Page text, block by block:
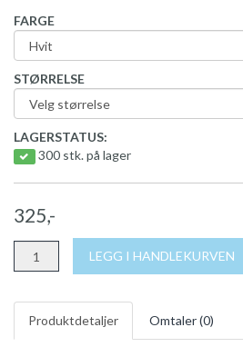
FARGE
STØRRELSE
LAGERSTATUS:
300 stk. på lager
325,-
LEGG I HANDLEKURVEN
Produktdetaljer Omtaler (0)